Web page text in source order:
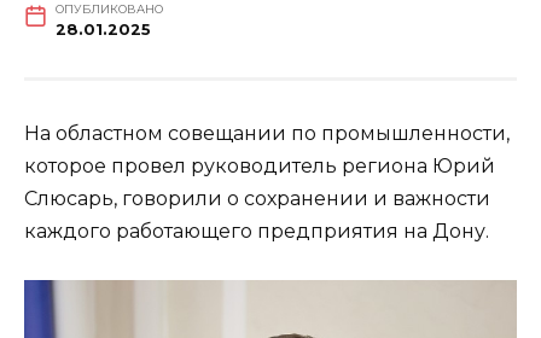
ОПУБЛИКОВАНО
28.01.2025
На областном совещании по промышленности,
которое провел руководитель региона Юрий
Слюсарь, говорили о сохранении и важности
каждого работающего предприятия на Дону.